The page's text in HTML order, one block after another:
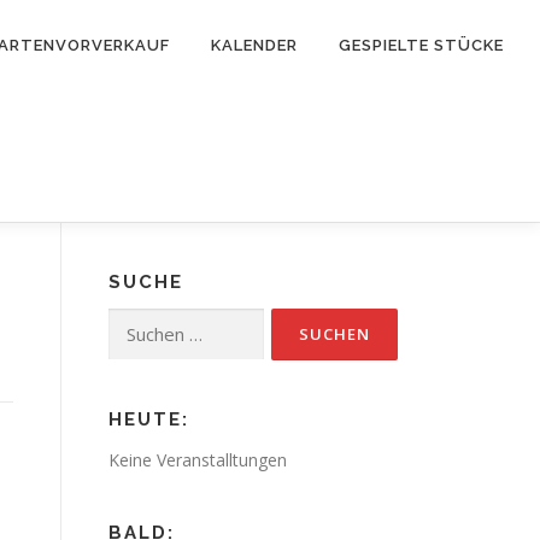
KALENDER GESPIELTE STÜCKE
SUCHE
nach:
HEUTE:
Keine Veranstalltungen
BALD: